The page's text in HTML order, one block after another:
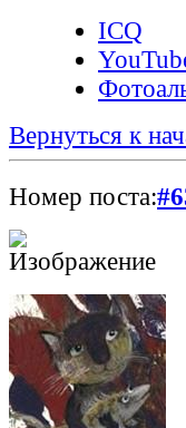
ICQ
Вернуться к
Номер поста: